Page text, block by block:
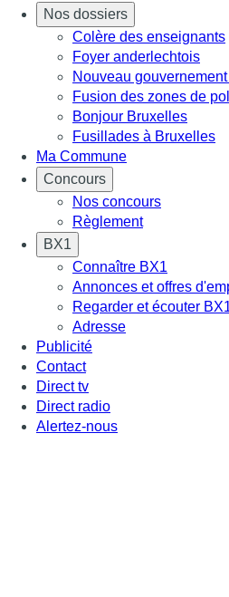
Nos dossiers
Colère des enseignants
Foyer anderlechtois
Nouveau
Fusion des zones de
Bonjour Bruxelles
Fusillades à Bruxelles
Ma Commune
Concours
Nos concours
Règlement
BX1
Connaître BX1
Annonces et offres
Regarder et écouter
Adresse
Publicité
Contact
Direct tv
Direct radio
Alertez-nous